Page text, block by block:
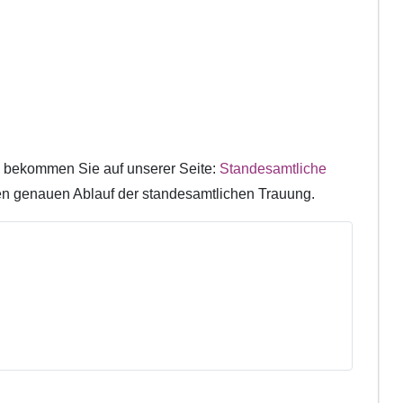
Sie auf unserer Seite: Standesamtliche
genauen Ablauf der standesamtlichen Trauung.